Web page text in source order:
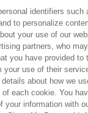
ペーン
サステナビリティ
ー ウェブアクセシビ
identifiers such
to personalize
your use of our
partners, who
you have provided to
your use of their
about how we
of each cookie. You
your information with